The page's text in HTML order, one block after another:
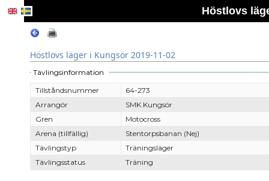
Höstlovs
Höstlovs läger i Kungsör 2019-11-02
Tävlingsinformation
Tillståndsnummer
64-273
Arrangör
SMK Kungsör
Gren
Motocross
Arena (tillfällig)
Stentorpsbanan (Nej)
Tävlingstyp
Träningsläger
Tävlingsstatus
Träning